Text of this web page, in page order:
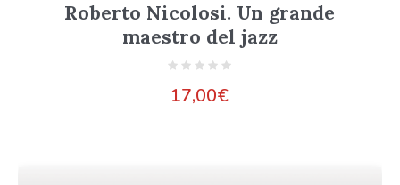
Roberto Nicolosi. Un grande
maestro del jazz
17,00€